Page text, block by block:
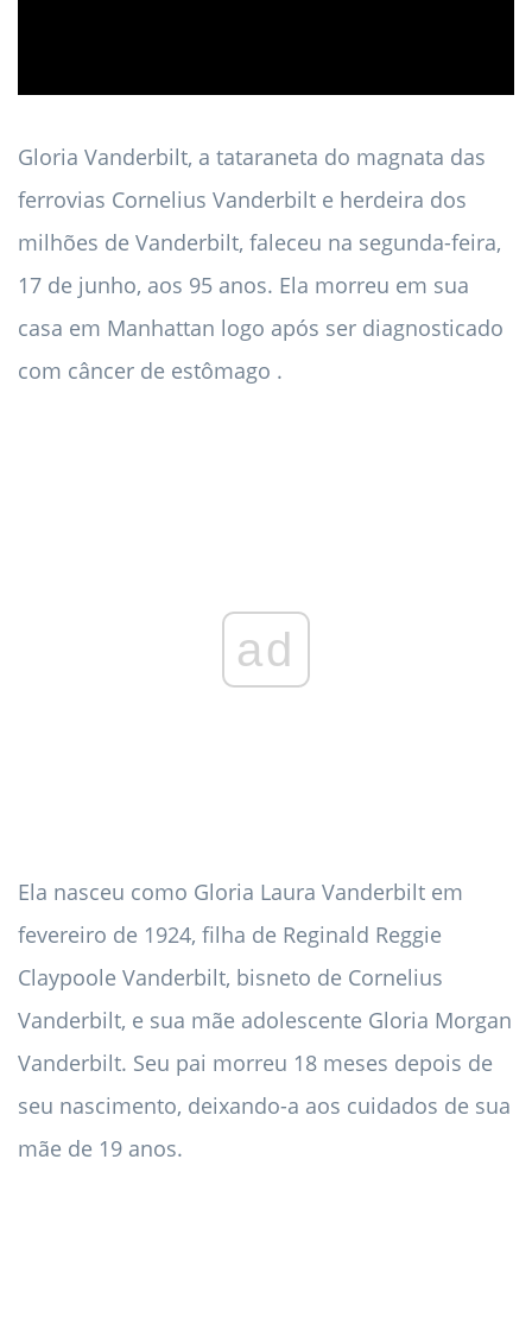
Gloria Vanderbilt, a tataraneta do magnata das
ferrovias Cornelius Vanderbilt e herdeira dos
milhões de Vanderbilt, faleceu na segunda-feira,
17 de junho, aos 95 anos. Ela morreu em sua
casa em Manhattan logo após ser diagnosticado
com câncer de estômago .
ad
Ela nasceu como Gloria Laura Vanderbilt em
fevereiro de 1924, filha de Reginald Reggie
Claypoole Vanderbilt, bisneto de Cornelius
Vanderbilt, e sua mãe adolescente Gloria Morgan
Vanderbilt. Seu pai morreu 18 meses depois de
seu nascimento, deixando-a aos cuidados de sua
mãe de 19 anos.